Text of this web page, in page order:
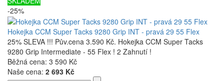
-25%
Hokejka CCM Super Tacks 9280 Grip INT - pravá 29 55 Flex
25% SLEVA !!! Pův.cena 3.590 Kč. Hokejka CCM Super Tacks
9280 Grip Intermediate - 55 Flex ! 2 Zahnutí !
Běžná cena: 3 590 Kč
Naše cena: 2 693 Kč